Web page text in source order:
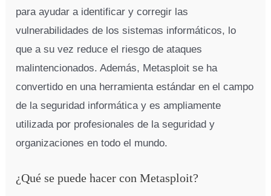
para ayudar a identificar y corregir las
vulnerabilidades de los sistemas informáticos, lo
que a su vez reduce el riesgo de ataques
malintencionados. Además, Metasploit se ha
convertido en una herramienta estándar en el campo
de la seguridad informática y es ampliamente
utilizada por profesionales de la seguridad y
organizaciones en todo el mundo.
¿Qué se puede hacer con Metasploit?